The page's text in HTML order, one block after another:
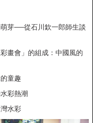
芽──從石川欽一郎師生談
畫會」的組成：中國風的
童趣
彩熱潮
水彩